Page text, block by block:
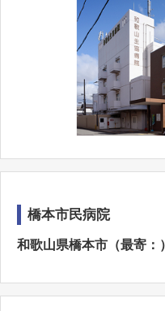
橋本市民病院
和歌山県橋本市（最寄：